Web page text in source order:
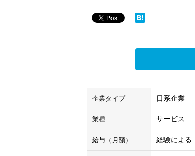
企業タイプ 日系企業
業種 サービス
給与（月額） 経験による